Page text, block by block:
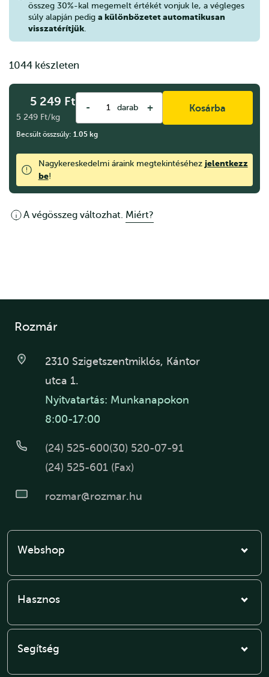
összeg 30%-kal megemelt értékét vonjuk le, a végleges
súly alapján pedig a különbözetet automatikusan
visszatérítjük
1044 készleten
5 249 Ft
5 249 Ft/kg
- darab + Kosárba
Becsült összsúly: 1.05 kg
Nagykereskedelmi áraink megtekintéséhez jelentkezz
be!
A végösszeg változhat. Miért?
Rozmár
2310 Szigetszentmiklós, Kántor
utca 1.
Nyitvatartás: Munkanapokon
8:00-17:00
(24) 525-600(30) 520-07-91
(24) 525-601 (Fax)
rozmar@rozmar.hu
Webshop
Hasznos
Segítség